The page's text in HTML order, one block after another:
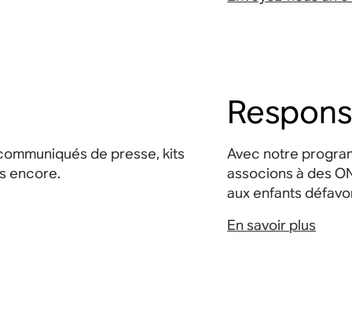
de presse, kits
encore.
Avec notre
associons à des
aux enfants
En savoir plus